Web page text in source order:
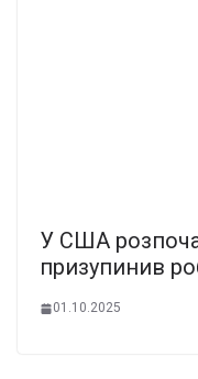
У США
призупинив
01.10.2025